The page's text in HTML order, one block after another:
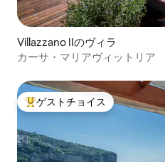
Villazzano IIのヴィラ
カーサ・マリアヴィットリア
大好評のゲストチョイスです。
ゲストチョイス